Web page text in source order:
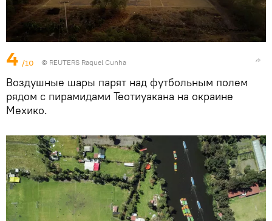
4 /10 © REUTERS Raquel Cunha
Воздушные шары парят над футбольным полем
рядом с пирамидами Теотиуакана на окраине
Мехико.